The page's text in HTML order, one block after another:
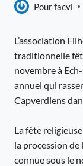
Pourfacvl
L’association
traditionnelle
novembre à
annuel qui
Capverdiens
La fête
la procession de
connue sous le